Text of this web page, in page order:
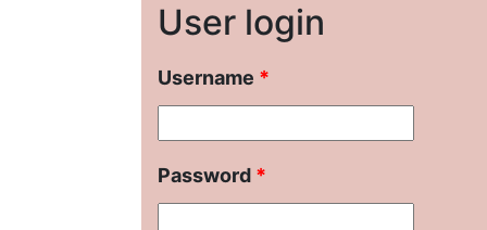
User login
Username *
Password *